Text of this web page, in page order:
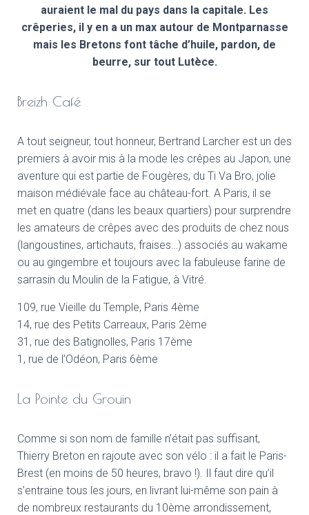
auraient le mal du pays dans la capitale. Les
crêperies, il y en a un max autour de Montparnasse
mais les Bretons font tâche d’huile, pardon, de
beurre, sur tout Lutèce.
Breizh Café
A tout seigneur, tout honneur, Bertrand Larcher est un des
premiers à avoir mis à la mode les crêpes au Japon, une
aventure qui est partie de Fougères, du Ti Va Bro, jolie
maison médiévale face au château-fort. A Paris, il se
met en quatre (dans les beaux quartiers) pour surprendre
les amateurs de crêpes avec des produits de chez nous
(langoustines, artichauts, fraises…) associés au wakame
ou au gingembre et toujours avec la fabuleuse farine de
sarrasin du Moulin de la Fatigue, à Vitré.
109, rue Vieille du Temple, Paris 4ème
14, rue des Petits Carreaux, Paris 2ème
31, rue des Batignolles, Paris 17ème
1, rue de l’Odéon, Paris 6ème
La Pointe du Grouin
Comme si son nom de famille n’était pas suffisant,
Thierry Breton en rajoute avec son vélo : il a fait le Paris-
Brest (en moins de 50 heures, bravo !). Il faut dire qu’il
s’entraine tous les jours, en livrant lui-même son pain à
de nombreux restaurants du 10ème arrondissement,